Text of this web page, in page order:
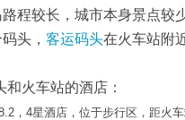
程较长，城市本身景点较
头， 客运码头在火车站附
火车站的酒店：
，4星酒店，位于步行区，距火